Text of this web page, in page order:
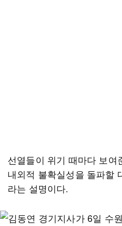
선열들이 위기 때마다 보여
내외적 불확실성을 돌파할
라는 설명이다.